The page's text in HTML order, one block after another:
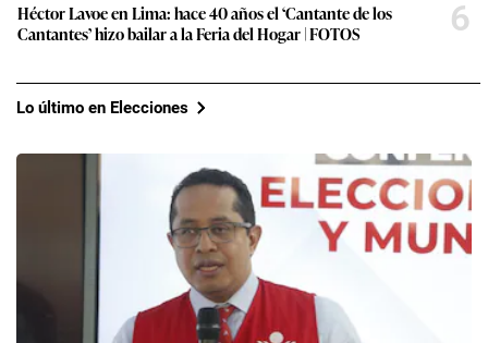
Héctor Lavoe en Lima: hace 40 años el ‘Cantante de los
Cantantes’ hizo bailar a la Feria del Hogar | FOTOS
6
Lo último en Elecciones